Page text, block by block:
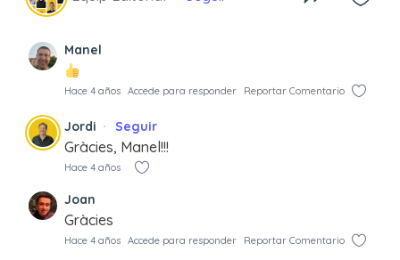
Manel
Hace 4 años Accede para responder Reportar Comentario
Jordi Seguir
Gràcies, Manel!!!
Hace 4 años
Joan
Gràcies
Hace 4 años Accede para responder Reportar Comentario